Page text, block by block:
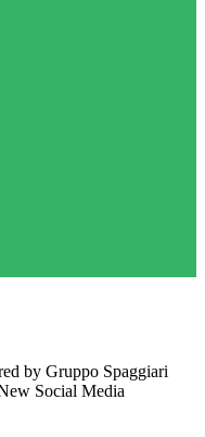
by Gruppo Spaggiari
Social Media